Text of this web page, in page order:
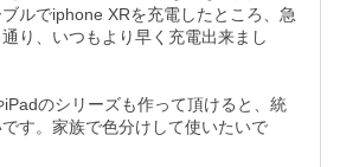
ルでiphone XRを充電したところ、急
り、いつもより早く充電出来まし
のシリーズも作って頂けると、統
す。家族で色分けして使いたいで